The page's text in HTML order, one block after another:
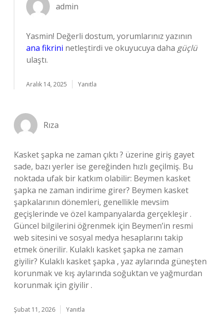
admin
Yasmin! Değerli dostum, yorumlarınız yazının
ana fikrini netleştirdi ve okuyucuya daha güçlü
ulaştı.
Aralık 14, 2025 Yanıtla
Rıza
Kasket şapka ne zaman çıktı ? üzerine giriş gayet
sade, bazı yerler ise gereğinden hızlı geçilmiş. Bu
noktada ufak bir katkım olabilir: Beymen kasket
şapka ne zaman indirime girer? Beymen kasket
şapkalarının dönemleri, genellikle mevsim
geçişlerinde ve özel kampanyalarda gerçekleşir .
Güncel bilgilerini öğrenmek için Beymen’in resmi
web sitesini ve sosyal medya hesaplarını takip
etmek önerilir. Kulaklı kasket şapka ne zaman
giyilir? Kulaklı kasket şapka , yaz aylarında güneşten
korunmak ve kış aylarında soğuktan ve yağmurdan
korunmak için giyilir .
Şubat 11, 2026 Yanıtla